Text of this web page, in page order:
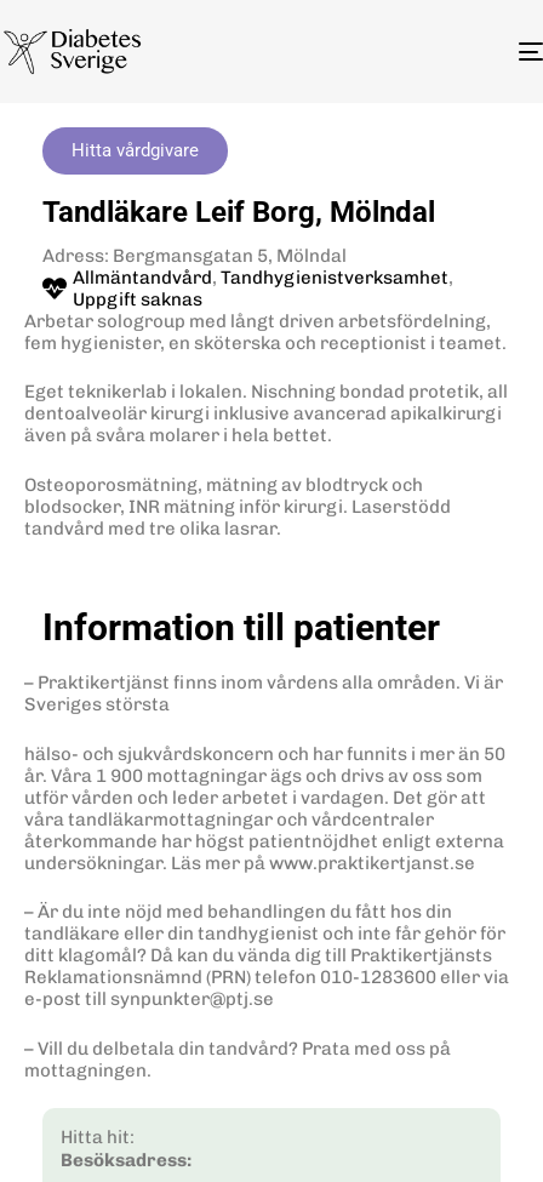
Hitta vårdgivare
Tandläkare Leif Borg, Mölndal
Adress: Bergmansgatan 5, Mölndal
Allmäntandvård, Tandhygienistverksamhet,
Uppgift saknas
Arbetar sologroup med långt driven arbetsfördelning,
fem hygienister, en sköterska och receptionist i teamet.
Eget teknikerlab i lokalen. Nischning bondad protetik, all
dentoalveolär kirurgi inklusive avancerad apikalkirurgi
även på svåra molarer i hela bettet.
Osteoporosmätning, mätning av blodtryck och
blodsocker, INR mätning inför kirurgi. Laserstödd
tandvård med tre olika lasrar.
Information till patienter
– Praktikertjänst finns inom vårdens alla områden. Vi är
Sveriges största
hälso- och sjukvårdskoncern och har funnits i mer än 50
år. Våra 1 900 mottagningar ägs och drivs av oss som
utför vården och leder arbetet i vardagen. Det gör att
våra tandläkarmottagningar och vårdcentraler
återkommande har högst patientnöjdhet enligt externa
undersökningar. Läs mer på www.praktikertjanst.se
– Är du inte nöjd med behandlingen du fått hos din
tandläkare eller din tandhygienist och inte får gehör för
ditt klagomål? Då kan du vända dig till Praktikertjänsts
Reklamationsnämnd (PRN) telefon 010-1283600 eller via
e-post till synpunkter@ptj.se
– Vill du delbetala din tandvård? Prata med oss på
mottagningen.
Hitta hit:
Besöksadress: